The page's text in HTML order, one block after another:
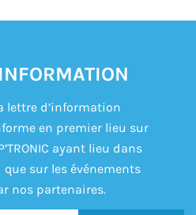
lettre d’information
en premier lieu sur
ayant lieu dans
sur les événements
nos partenaires.